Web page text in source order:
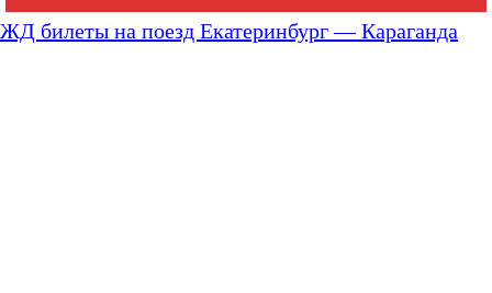
ЖД билеты на поезд Екатеринбург — Караганда